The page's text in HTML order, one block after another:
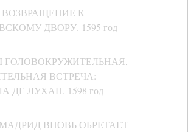
ВОЗВРАЩЕНИЕ К
ДВОРУ. 1595 год
ГОЛОВОКРУЖИТЕЛЬНАЯ,
ВСТРЕЧА:
ДЕ ЛУХАН. 1598 год
МАДРИД ВНОВЬ ОБРЕТАЕТ